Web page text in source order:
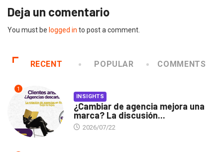
Deja un comentario
You must be logged in to post a comment.
RECENT POPULAR COMMENTS
1
INSIGHTS
¿Cambiar de agencia mejora una
marca? La discusión...
2026/07/22